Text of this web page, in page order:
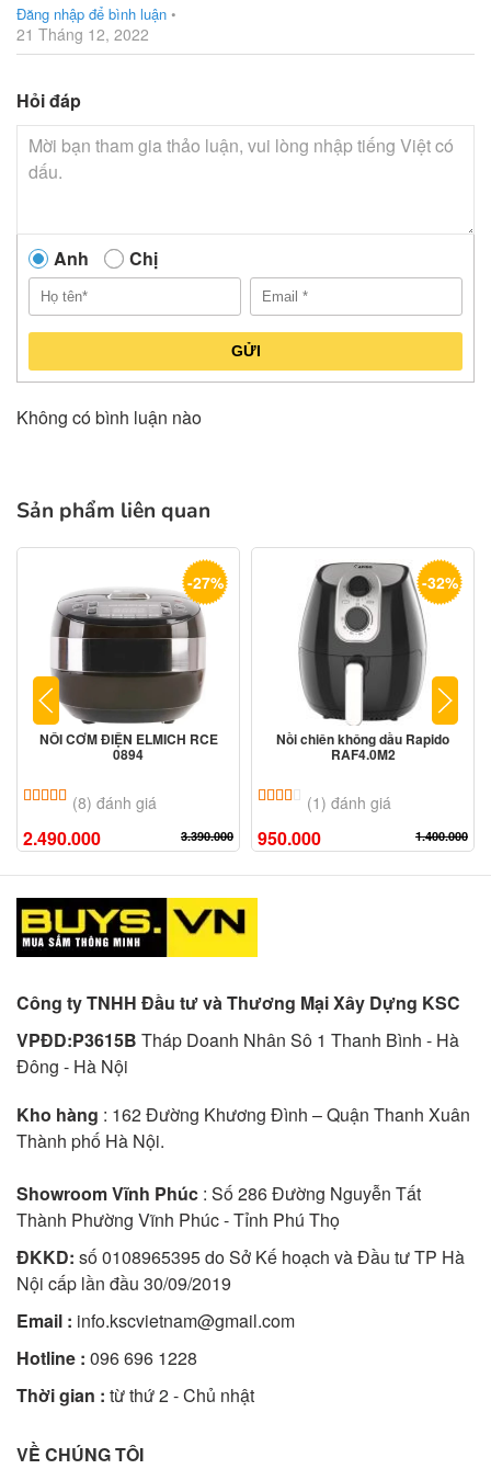
Đăng nhập để bình luận •
21 Tháng 12, 2022
Hỏi đáp
Anh Chị
GỬI
Không có bình luận nào
Sản phẩm liên quan
-27%
NỒI CƠM ĐIỆN ELMICH RCE
0894
5.00 trên 5 dựa trên
(8) đánh giá
2.490.000 3.390.000
-32%
Nồi chiên không dầu Rapido
RAF4.0M2
4.00 trên 5 dựa trên
(1) đánh giá
950.000 1.400.000
Công ty TNHH Đầu tư và Thương Mại Xây Dựng KSC
VPĐD:P3615B Tháp Doanh Nhân Sô 1 Thanh Bình - Hà
Đông - Hà Nội
Kho hàng : 162 Đường Khương Đình – Quận Thanh Xuân
Thành phố Hà Nội.
Showroom Vĩnh Phúc : Số 286 Đường Nguyễn Tất
Thành Phường Vĩnh Phúc - Tỉnh Phú Thọ
ĐKKD: số 0108965395 do Sở Kế hoạch và Đầu tư TP Hà
Nội cấp lần đầu 30/09/2019
Email : info.kscvietnam@gmail.com
Hotline : 096 696 1228
Thời gian : từ thứ 2 - Chủ nhật
VỀ CHÚNG TÔI